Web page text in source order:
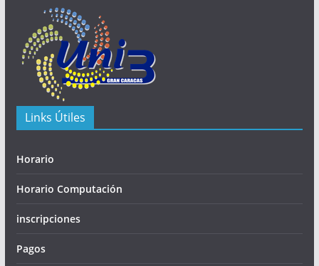
Links Útiles
Horario
Horario Computación
inscripciones
Pagos